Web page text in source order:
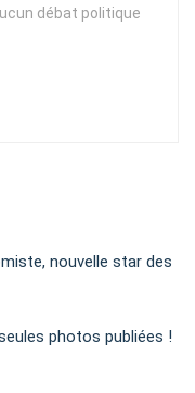
débat politique
nouvelle star des
photos publiées !